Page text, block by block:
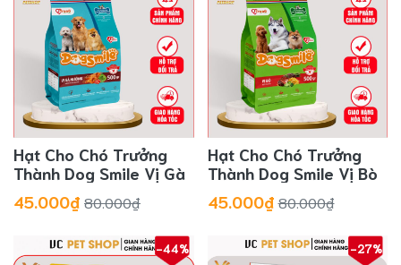
Hạt Cho Chó Trưởng
Thành Dog Smile Vị Gà
45.000₫ 80.000₫
Hạt Cho Chó Trưởng
Thành Dog Smile Vị Bò
45.000₫ 80.000₫
-44% -27%